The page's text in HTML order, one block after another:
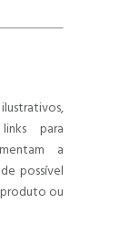
para
a
possível
ou